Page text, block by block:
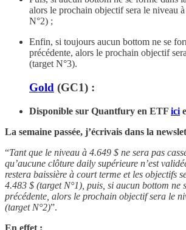
alors le prochain objectif sera le niveau
N°2) ;
Enfin, si toujours aucun bottom ne se
précédente, alors le prochain objectif
(target N°3).
Gold (GC1) :
Disponible sur Quantfury en ETF ici
La semaine passée, j’écrivais dans la
“Tant que le niveau à 4.649 $ ne sera pas
qu’aucune clôture daily supérieure n’est
restera baissière à court terme et les objectifs
4.483 $ (target N°1), puis, si aucun bottom ne
précédente, alors le prochain objectif sera le
(target N°2)”.
En effet :